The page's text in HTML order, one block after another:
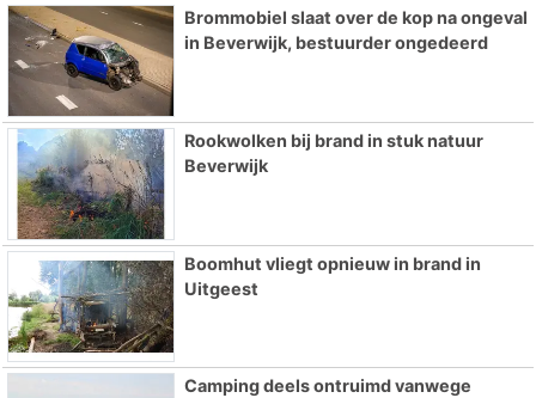
Brommobiel slaat over de kop na ongeval
in Beverwijk, bestuurder ongedeerd
Rookwolken bij brand in stuk natuur
Beverwijk
Boomhut vliegt opnieuw in brand in
Uitgeest
Camping deels ontruimd vanwege